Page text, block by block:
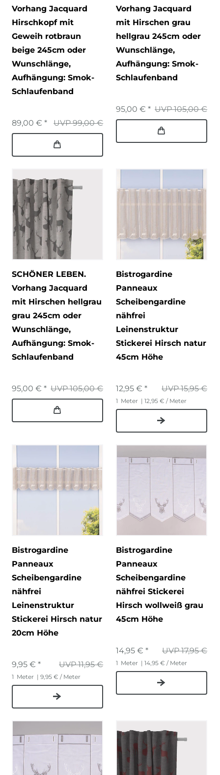
Vorhang Jacquard
Hirschkopf mit
Geweih rotbraun
beige 245cm oder
Wunschlänge,
Aufhängung: Smok-
Schlaufenband
UVP 99,00 €
89,00 € *
Vorhang Jacquard
mit Hirschen grau
hellgrau 245cm oder
Wunschlänge,
Aufhängung: Smok-
Schlaufenband
UVP 105,00 €
95,00 € *
SCHÖNER LEBEN.
Vorhang Jacquard
mit Hirschen hellgrau
grau 245cm oder
Wunschlänge,
Aufhängung: Smok-
Schlaufenband
UVP 105,00 €
95,00 € *
Bistrogardine
Panneaux
Scheibengardine
nähfrei
Leinenstruktur
Stickerei Hirsch natur
45cm Höhe
UVP 15,95 €
12,95 € *
1 Meter | 12,95 € / Meter
Bistrogardine
Panneaux
Scheibengardine
nähfrei
Leinenstruktur
Stickerei Hirsch natur
20cm Höhe
UVP 11,95 €
9,95 € *
1 Meter | 9,95 € / Meter
Bistrogardine
Panneaux
Scheibengardine
nähfrei Stickerei
Hirsch wollweiß grau
45cm Höhe
UVP 17,95 €
14,95 € *
1 Meter | 14,95 € / Meter